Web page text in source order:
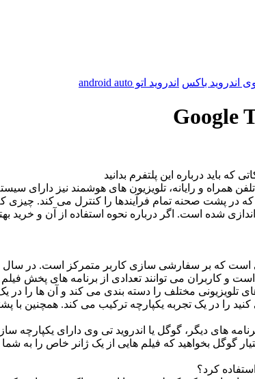
اندروید باکس اندروید اتو android auto
باید درباره این پلتفرم بدانید
همراه و رایانه، تلویزیون های هوشمند نیز
در پشت صحنه تمام فرآیندها را کنترل می کند.
شده است. اگر درباره نحوه استفاده از آن و خرید
و کاربران می توانند تعدادی از برنامه های پخش
تلویزیونی مختلف را دسته بندی می کند و آن ها را
های دیگر، گوگل یا اندروید تی وی دارای
گوگل بخواهید که فیلم هایی از یک ژانر خاص را به
کرد؟